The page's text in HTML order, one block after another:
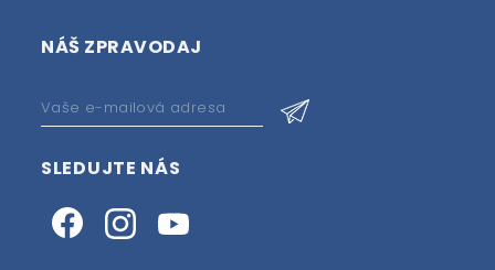
NÁŠ ZPRAVODAJ
SLEDUJTE NÁS